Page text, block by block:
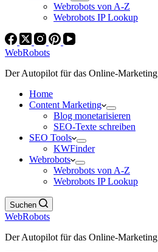
Webrobots von A-Z
Webrobots IP Lookup
WebRobots
Der Autopilot für das Online-Marketing
Home
Content Marketing
Blog monetarisieren
SEO-Texte schreiben
SEO Tools
KWFinder
Webrobots
Webrobots von A-Z
Webrobots IP Lookup
Suchen
WebRobots
Der Autopilot für das Online-Marketing